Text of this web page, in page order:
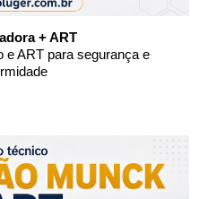
+ ART
e ART para segurança e